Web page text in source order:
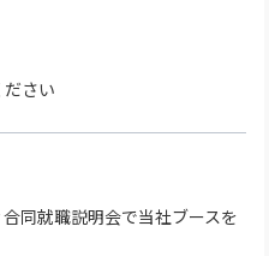
さい
同就職説明会で当社ブースを